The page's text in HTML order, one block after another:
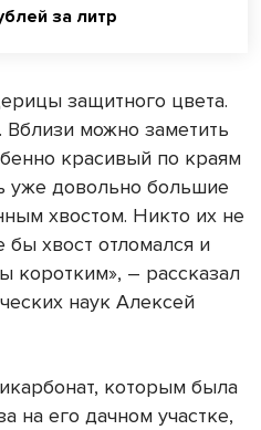
за литр
защитного цвета.
можно заметить
красивый по краям
уже довольно большие
хвостом. Никто их не
бы хвост отломался и
коротким», – рассказал
наук Алексей
которым была
на его дачном участке,